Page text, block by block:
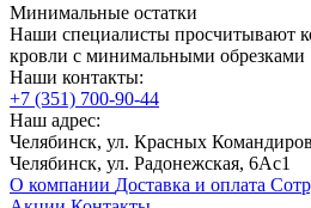
Минимальные остатки
Наши специалисты просчитывают
кровли с минимальными обрезками
Наши контакты:
+7 (351) 700-90-44
Наш адрес:
Челябинск, ул. Красных
Челябинск, ул. Радонежская, 6Ас1
О компании Доставка и оплата